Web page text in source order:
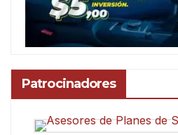
Patrocinadores